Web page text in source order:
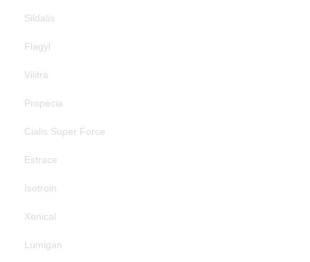
Sildalis
Flagyl
Vilitra
Propecia
Cialis Super Force
Estrace
Isotroin
Xenical
Lumigan